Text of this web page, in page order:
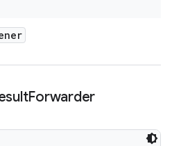
Forwarder